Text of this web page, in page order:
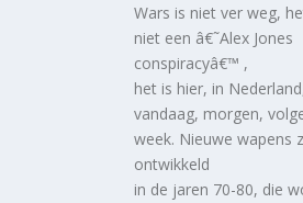
Wars is niet ver weg,
niet een â€˜Alex Jones
conspiracyâ€™ ,
het is hier, in
vandaag, morgen,
week. Nieuwe wapens
ontwikkeld
in de jaren 70-80, die